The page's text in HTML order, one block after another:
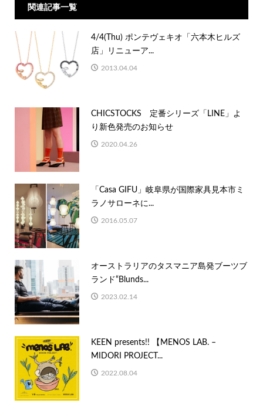
関連記事一覧
4/4(Thu) ポンテヴェキオ「六本木ヒルズ
店」リニューア...
2013.04.04
CHICSTOCKS 定番シリーズ「LINE」よ
り新色発売のお知らせ
2020.04.26
「Casa GIFU」岐阜県が国際家具見本市ミ
ラノサローネに...
2016.05.07
オーストラリアのタスマニア島発ブーツブ
ランド“Blunds...
2023.02.14
KEEN presents!! 【MENOS LAB. –
MIDORI PROJECT...
2022.08.04